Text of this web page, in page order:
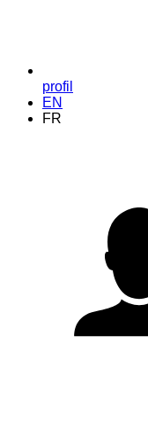
profil
EN
FR